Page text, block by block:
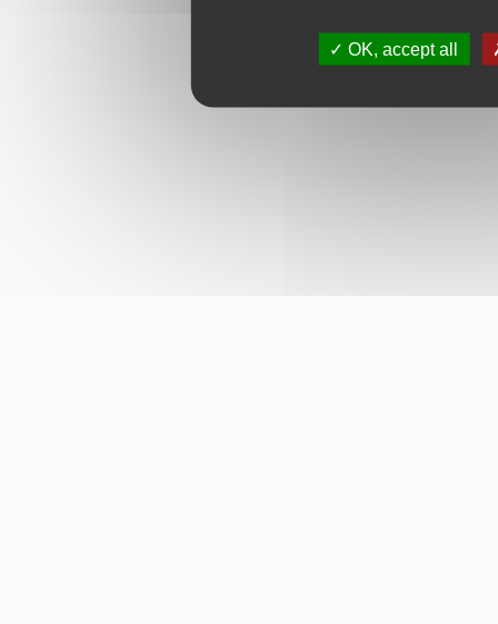
OK, accept all